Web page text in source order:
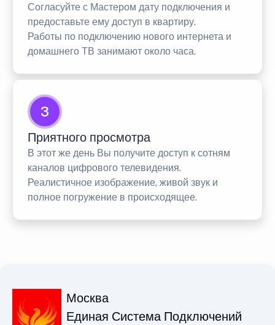
Согласуйте с Мастером дату подключения и
предоставьте ему доступ в квартиру.
Работы по подключению нового интернета и
домашнего ТВ занимают около часа.
3
Приятного просмотра
В этот же день Вы получите доступ к сотням
каналов цифрового телевидения.
Реалистичное изображение, живой звук и
полное погружение в происходящее.
Москва
Единая Система Подключений